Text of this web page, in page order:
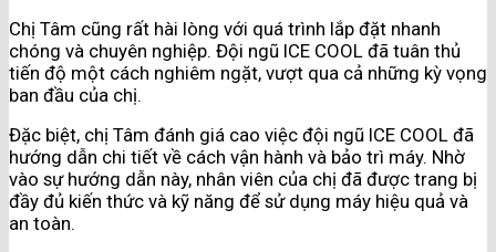
Chị Tâm cũng rất hài lòng với quá trình lắp đặt nhanh
chóng và chuyên nghiệp. Đội ngũ ICE COOL đã tuân thủ
tiến độ một cách nghiêm ngặt, vượt qua cả những kỳ vọng
ban đầu của chị.
Đặc biệt, chị Tâm đánh giá cao việc đội ngũ ICE COOL đã
hướng dẫn chi tiết về cách vận hành và bảo trì máy. Nhờ
vào sự hướng dẫn này, nhân viên của chị đã được trang bị
đầy đủ kiến thức và kỹ năng để sử dụng máy hiệu quả và
an toàn.